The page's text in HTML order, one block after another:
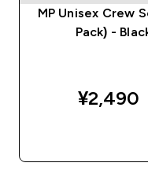
MP Unisex Crew
Pack) -
¥2,490‎